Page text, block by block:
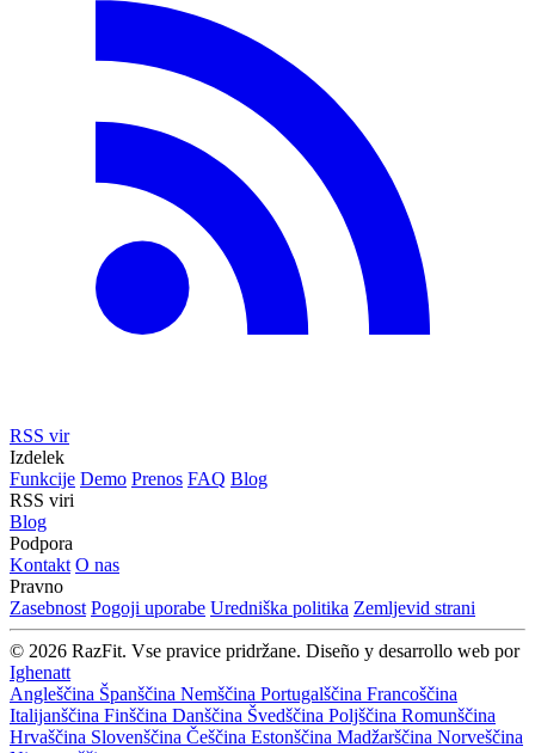
RSS vir
Izdelek
Funkcije Demo Prenos FAQ Blog
RSS viri
Blog
Podpora
Kontakt O nas
Pravno
Zasebnost Pogoji uporabe Uredniška politika Zemljevid strani
© 2026 RazFit. Vse pravice pridržane. Diseño y desarrollo web por
Ighenatt
Angleščina Španščina Nemščina Portugalščina Francoščina
Italijanščina Finščina Danščina Švedščina Poljščina Romunščina
Hrvaščina Slovenščina Češčina Estonščina Madžarščina Norveščina